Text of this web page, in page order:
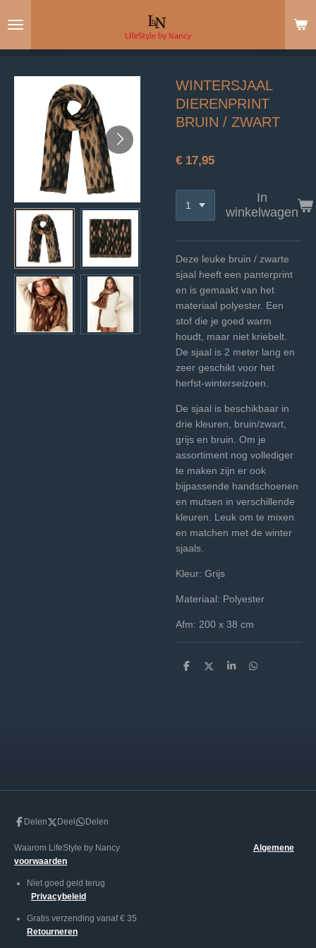
direct
hoofdinhoud
WINTERSJAAL
DIERENPRINT
BRUIN / ZWART
€ 17,95
In
winkelwagen
Deze leuke bruin / zwarte
sjaal heeft een panterprint
en is gemaakt van het
materiaal polyester. Een
stof die je goed warm
houdt, maar niet kriebelt.
De sjaal is 2 meter lang en
zeer geschikt voor het
herfst-winterseizoen.
De sjaal is beschikbaar in
drie kleuren, bruin/zwart,
grijs en bruin. Om je
assortiment nog vollediger
te maken zijn er ook
bijpassende handschoenen
en mutsen in verschillende
kleuren. Leuk om te mixen
en matchen met de winter
sjaals.
Kleur: Grijs
Materiaal: Polyester
Afm: 200 x 38 cm
D
D
S
D
Delen Deel Delen
Waarom LifeStyle by Nancy Algemene
voorwaarden
Niet goed geld terug
Privacybeleid
Gratis verzending vanaf € 35
Retourneren